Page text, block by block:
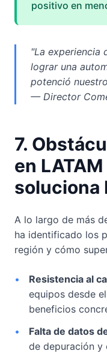
positivo en
"La experiencia
lograr una
potenció
— Director
7.
en
soluciona
A lo largo de más
ha identificado los
región y cómo
• Resistencia al
equipos desde
beneficios
•
Falta de datos
de depuración y